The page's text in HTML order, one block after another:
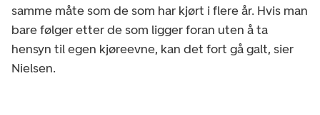
samme måte som de som har kjørt i flere år. Hvis man
bare følger etter de som ligger foran uten å ta
hensyn til egen kjøreevne, kan det fort gå galt, sier
Nielsen.